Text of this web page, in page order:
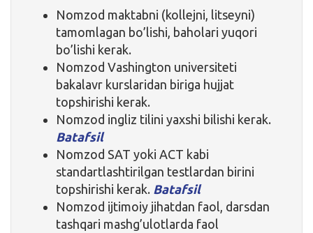
Nomzod maktabni (kollejni, litseyni)
tamomlagan bo’lishi, baholari yuqori
bo’lishi kerak.
Nomzod Vashington universiteti
bakalavr kurslaridan biriga hujjat
topshirishi kerak.
Nomzod ingliz tilini yaxshi bilishi kerak.
Batafsil
Nomzod SAT yoki ACT kabi
standartlashtirilgan testlardan birini
topshirishi kerak. Batafsil
Nomzod ijtimoiy jihatdan faol, darsdan
tashqari mashg’ulotlarda faol